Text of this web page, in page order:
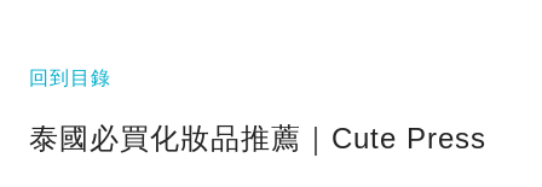
回到目錄
泰國必買化妝品推薦｜Cute Press